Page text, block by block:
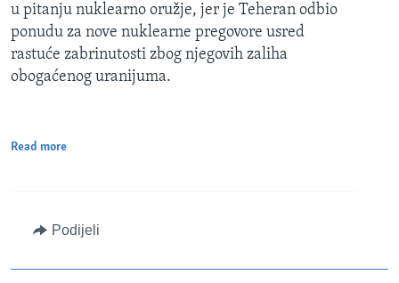
u pitanju nuklearno oružje, jer je Teheran odbio
ponudu za nove nuklearne pregovore usred
rastuće zabrinutosti zbog njegovih zaliha
obogaćenog uranijuma.
Read more
Podijeli